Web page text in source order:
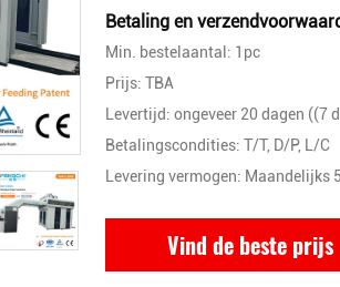
Betaling en
Min. bestelaantal: 1pc
Prijs: TBA
Levertijd: ongeveer 20 dagen
Betalingscondities: T/T, D/P, L/C
Levering vermogen:
Vind de beste prijs